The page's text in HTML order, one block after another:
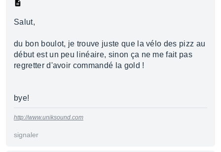
Salut,
du bon boulot, je trouve juste que la vélo des pizz au
début est un peu linéaire, sinon ça ne me fait pas
regretter d'avoir commandé la gold !
bye!
http://www.uniksound.com
signaler